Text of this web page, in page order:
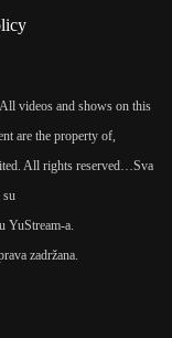
videos and shows on this
are the property of,
All rights reserved…Sva
su
YuStream-a.
zadržana.